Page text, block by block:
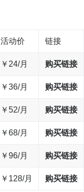
活动价 链接
￥24/月 购买链接
￥36/月 购买链接
￥52/月 购买链接
￥68/月 购买链接
￥96/月 购买链接
￥128/月 购买链接